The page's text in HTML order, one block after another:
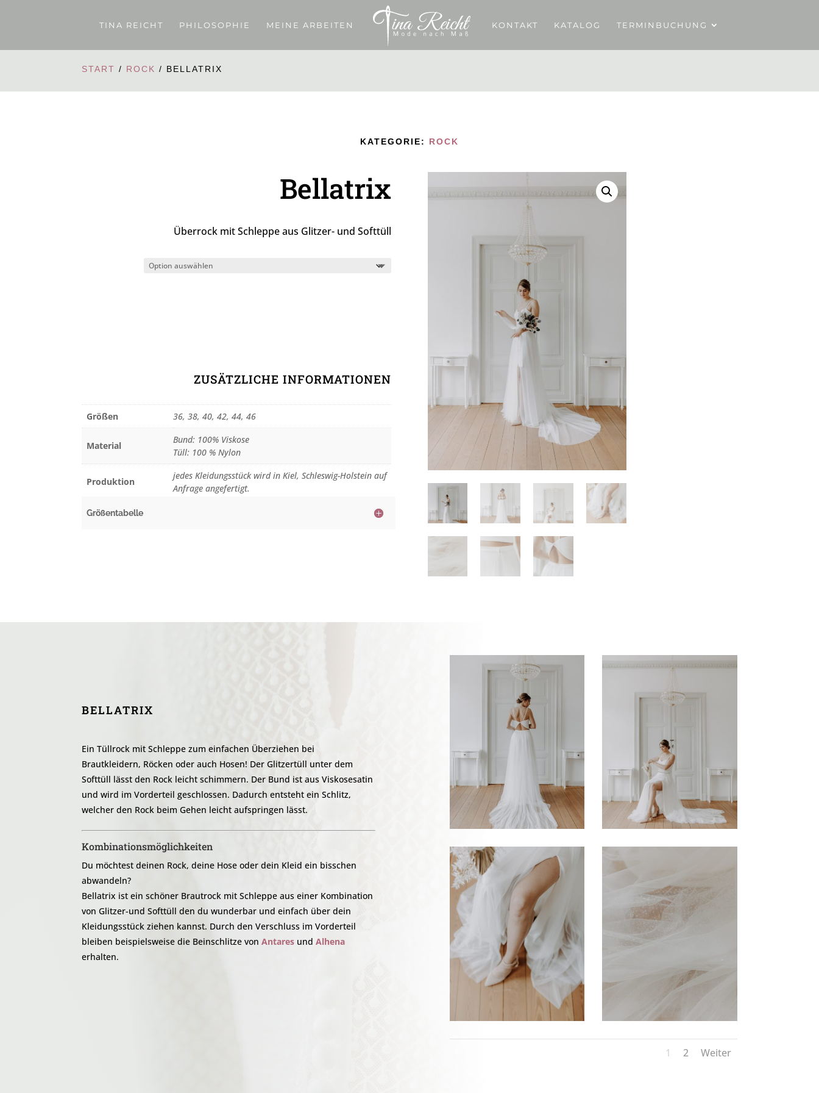
TINA REICHT PHILOSOPHIE MEINE ARBEITEN KONTAKT KATALOG TERMINBUCHUNG
START / ROCK / BELLATRIX
KATEGORIE: ROCK
Bellatrix
Überrock mit Schleppe aus Glitzer- und Softtüll
ZUSÄTZLICHE INFORMATIONEN
Größen 36, 38, 40, 42, 44, 46
Material
Bund: 100% Viskose
Tüll: 100 % Nylon
Produktion
jedes Kleidungsstück wird in Kiel, Schleswig-Holstein auf
Anfrage angefertigt.
Größentabelle
BELLATRIX
Ein Tüllrock mit Schleppe zum einfachen Überziehen bei
Brautkleidern, Röcken oder auch Hosen! Der Glitzertüll unter dem
Softtüll lässt den Rock leicht schimmern. Der Bund ist aus Viskosesatin
und wird im Vorderteil geschlossen. Dadurch entsteht ein Schlitz,
welcher den Rock beim Gehen leicht aufspringen lässt.
Kombinationsmöglichkeiten
Du möchtest deinen Rock, deine Hose oder dein Kleid ein bisschen
abwandeln?
Bellatrix ist ein schöner Brautrock mit Schleppe aus einer Kombination
von Glitzer-und Softtüll den du wunderbar und einfach über dein
Kleidungsstück ziehen kannst. Durch den Verschluss im Vorderteil
bleiben beispielsweise die Beinschlitze vonAntares undAlhena
erhalten.
1 2 Weiter